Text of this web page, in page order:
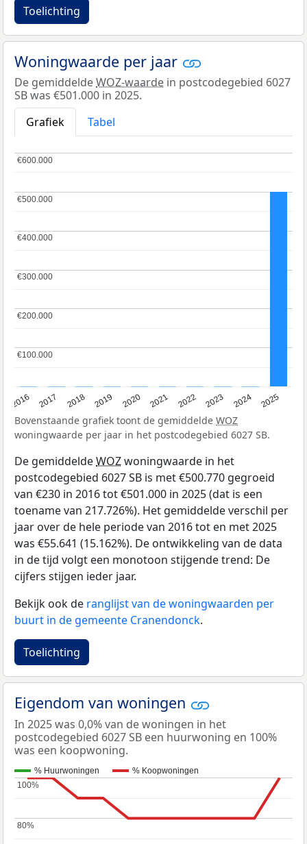
Toelichting
Woningwaarde per jaar
De gemiddeldeWOZ-waarde in postcodegebied 6027
SB was €501.000 in 2025.
Grafiek
Tabel
2016 2017 2018 2019 2020 2021 2022 2023 2024 2025
€100.000
€100.000
€200.000
€200.000
€300.000
€300.000
€400.000
€400.000
€500.000
€500.000
€600.000
€600.000
Bovenstaande grafiek toont de gemiddelde WOZ
woningwaarde per jaar in het postcodegebied 6027 SB.
De gemiddeldeWOZwoningwaarde in het
postcodegebied 6027 SB is met €500.770 gegroeid
van €230 in 2016 tot €501.000 in 2025 (dat is een
toename van 217.726%). Het gemiddelde verschil per
jaar over de hele periode van 2016 tot en met 2025
was €55.641 (15.162%). De ontwikkeling van de data
in de tijd volgt een monotoon stijgende trend: De
cijfers stijgen ieder jaar.
Bekijk ook de ranglijst van de woningwaarden per
buurt in de gemeente Cranendonck.
Toelichting
Eigendom van woningen
In 2025 was 0,0% van de woningen in het
postcodegebied 6027 SB een huurwoning en 100%
was een koopwoning.
% Huurwoningen % Koopwoningen
80%
80%
100%
100%